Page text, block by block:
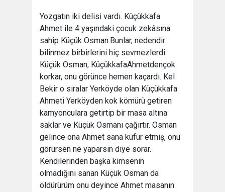
Yozgatın iki delisi vardı. Küçükkafa
Ahmet ile 4 yaşındaki çocuk zekâsına
sahip Küçük Osman.Bunlar, nedendir
bilinmez birbirlerini hiç sevmezlerdi.
Küçük Osman, KüçükkafaAhmetdençok
korkar, onu görünce hemen kaçardı. Kel
Bekir o sıralar Yerköyde olan Küçükkafa
Ahmeti Yerköyden kok kömürü getiren
kamyonculara getirtip bir masa altına
saklar ve Küçük Osmanı çağırtır. Osman
gelince ona Ahmet sana küfür etmiş, onu
görürsen ne yaparsın diye sorar.
Kendilerinden başka kimsenin
olmadığını sanan Küçük Osman da
öldürürüm onu deyince Ahmet masanın